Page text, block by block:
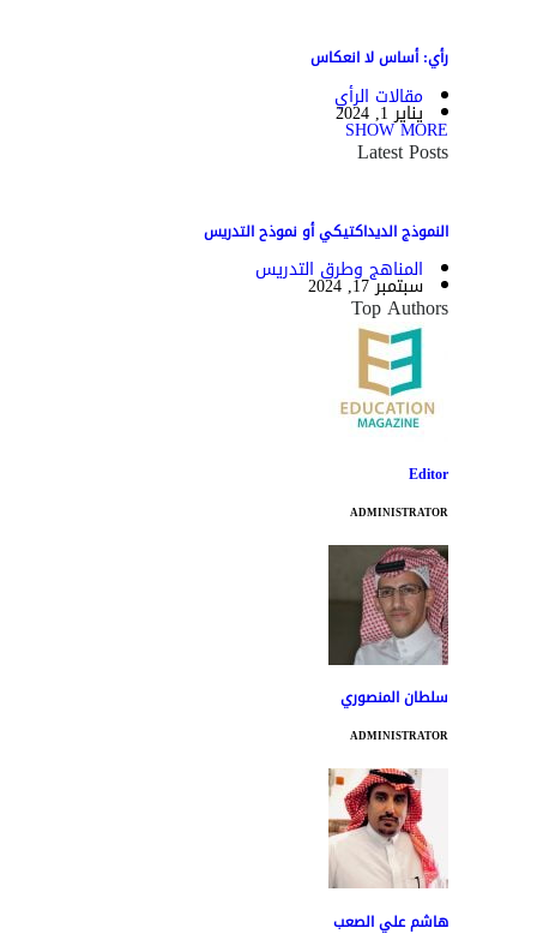
رأي: أساس لا انعكاس
مقالات الرأي
يناير 1, 2024
SHOW MORE
Latest Posts
النموذج الديداكتيكي أو نموذح التدريس
المناهج وطرق التدريس
سبتمبر 17, 2024
Top Authors
Editor
ADMINISTRATOR
سلطان المنصوري
ADMINISTRATOR
هاشم علي الصعب